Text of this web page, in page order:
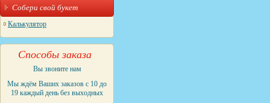
Собери свой букет
Калькулятор
Способы заказа
Вы звоните нам
Мы ждём Ваших заказов с 10 до
19 каждый день без выходных